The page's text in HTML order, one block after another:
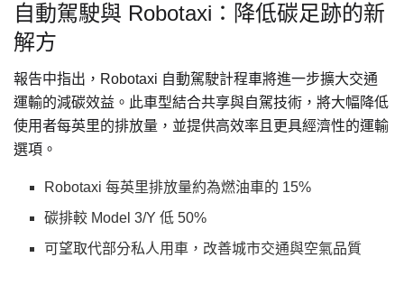
自動駕駛與 Robotaxi：降低碳足跡的新
解方
報告中指出，Robotaxi 自動駕駛計程車將進一步擴大交通
運輸的減碳效益。此車型結合共享與自駕技術，將大幅降低
使用者每英里的排放量，並提供高效率且更具經濟性的運輸
選項。
Robotaxi 每英里排放量約為燃油車的 15%
碳排較 Model 3/Y 低 50%
可望取代部分私人用車，改善城市交通與空氣品質